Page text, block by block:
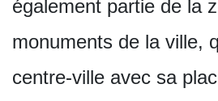
également partie de la
monuments de la ville,
centre-ville avec sa